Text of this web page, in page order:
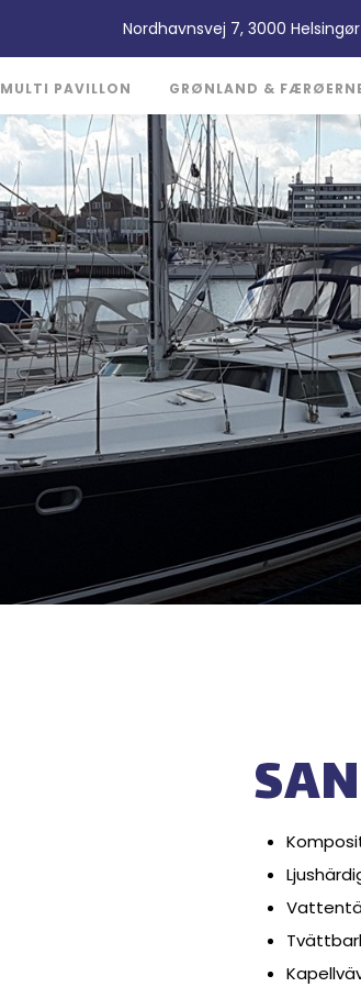
Nordhavnsvej 7, ​3000 Helsingør
MULTI PAVILLON GRØNLAND &